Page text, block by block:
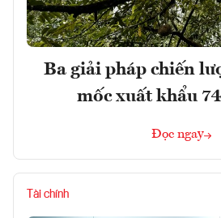
Ba giải pháp chiến
mốc xuất khẩu
Đọc ngay
Tài chính